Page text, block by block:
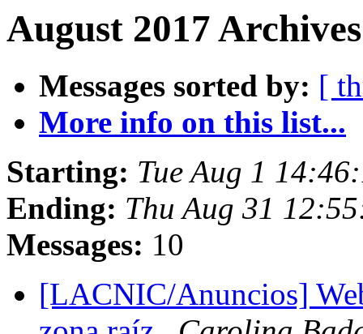
August 2017
Messages sorted by: [
More info on this list...
Starting: Tue Aug 1
Ending: Thu Aug 31
Messages: 10
[LACNIC/Anuncios]